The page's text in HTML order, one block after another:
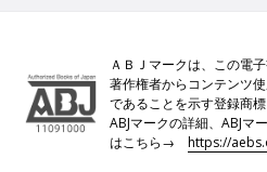
ＡＢＪマークは、この電
著作権者からコンテンツ
であることを示す登録商
ABJマークの詳細、ABJマ
はこちら→https://